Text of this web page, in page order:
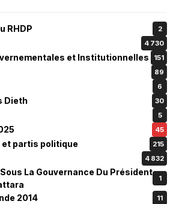
RHDP 2
4 730
et Institutionnelles 151
89
6
Dieth 30
5
45
et partis politique 215
4 832
La Gouvernance Du Président
1
2014 11